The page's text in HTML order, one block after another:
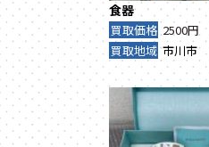
食器
買取価格 2500円
買取地域 市川市